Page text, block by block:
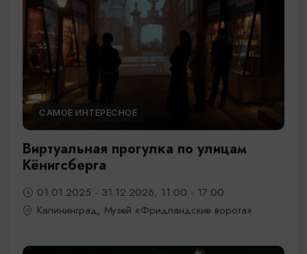
САМОЕ ИНТЕРЕСНОЕ
Виртуальная прогулка по улицам
Кёнигсберга
01.01.2025 - 31.12.2026, 11:00 - 17:00
Калининград, Музей «Фридландские ворота»